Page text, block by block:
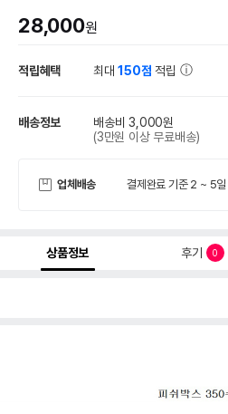
28,000원
적립혜택 최대150점 적립
배송정보
배송비 3,000원
(3만원 이상 무료배송)
업체배송 결제완료 기준 2 ~ 5일
상품정보 후기 0